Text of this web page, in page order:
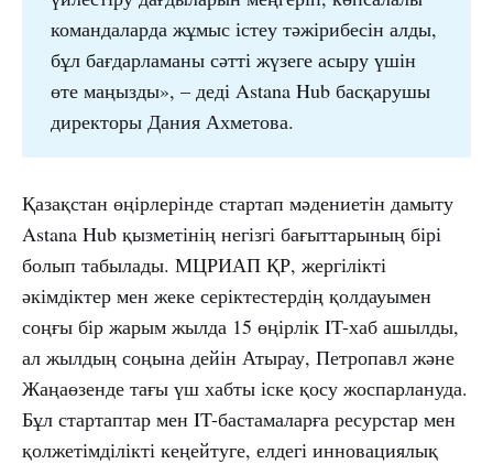
командаларда жұмыс істеу тәжірибесін алды,
бұл бағдарламаны сәтті жүзеге асыру үшін
өте маңызды», – деді Astana Hub басқарушы
директоры Дания Ахметова.
Қазақстан өңірлерінде стартап мәдениетін дамыту
Astana Hub қызметінің негізгі бағыттарының бірі
болып табылады. МЦРИАП ҚР, жергілікті
әкімдіктер мен жеке серіктестердің қолдауымен
соңғы бір жарым жылда 15 өңірлік IT-хаб ашылды,
ал жылдың соңына дейін Атырау, Петропавл және
Жаңаөзенде тағы үш хабты іске қосу жоспарлануда.
Бұл стартаптар мен IT-бастамаларға ресурстар мен
қолжетімділікті кеңейтуге, елдегі инновациялық